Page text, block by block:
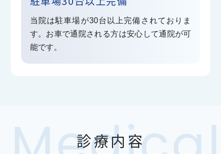
患者様への感染リスク回避の為喫緊にインフルエン
ザ等に罹患されている
場合は当院窓口へその旨お伝えいただきますよう
お願い申し上げます
当院は駐車場が30台以上完備されておりま
す。お車で通院される方は安心して通院が可
能です。
診療内容